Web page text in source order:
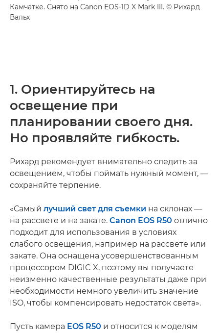
Камчатке. Снято на Canon EOS-1D X Mark III. © Рихард
Вальх
1. Ориентируйтесь на
освещение при
планировании своего дня.
Но проявляйте гибкость.
Рихард рекомендует внимательно следить за
освещением, чтобы поймать нужный момент, —
сохраняйте терпение.
«Самый лучший свет для съемки на склонах —
на рассвете и на закате. Canon EOS R50 отлично
подходит для использования в условиях
слабого освещения, например на рассвете или
закате. Она оснащена усовершенствованным
процессором DIGIC X, поэтому вы получаете
неизменно качественные результаты даже при
необходимости немного увеличить значение
ISO, чтобы компенсировать недостаток света».
Пусть камера EOS R50 и относится к моделям